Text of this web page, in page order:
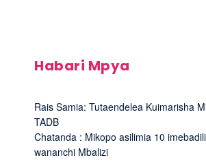
Habari Mpya
Rais Samia: Tutaendelea Kuimarisha
TADB
Chatanda : Mikopo asilimia 10
wananchi Mbalizi